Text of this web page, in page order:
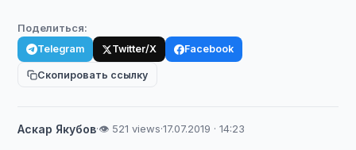
Поделиться:
Telegram Twitter/X Facebook
Скопировать ссылку
Аскар Якубов·👁 521 views·17.07.2019 · 14:23